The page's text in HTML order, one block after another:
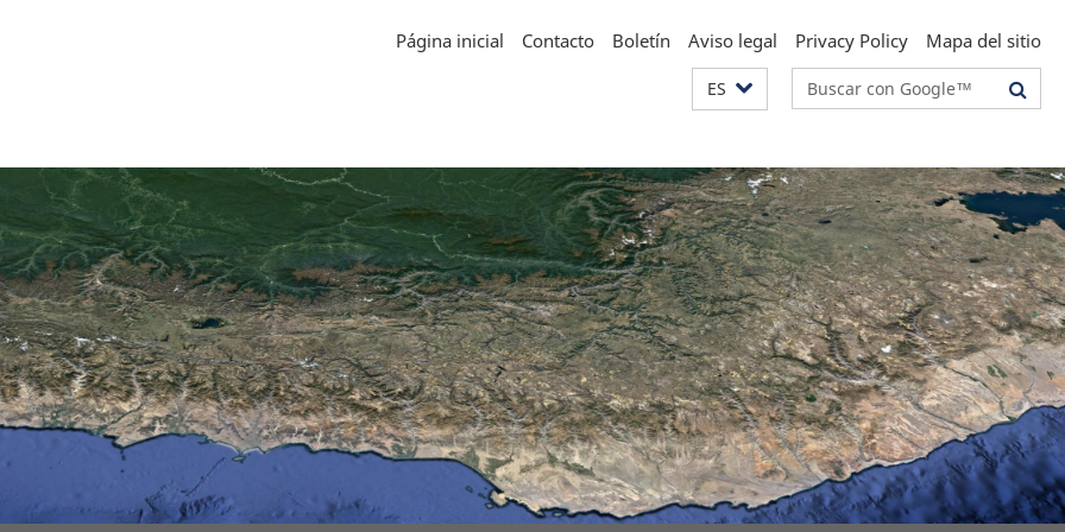
Página inicial Contacto Boletín Aviso legal Privacy Policy Mapa del sitio
ES Suchbegriffe